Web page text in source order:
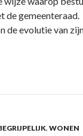
de gemeenteraad.
de evolutie van
, WONEN